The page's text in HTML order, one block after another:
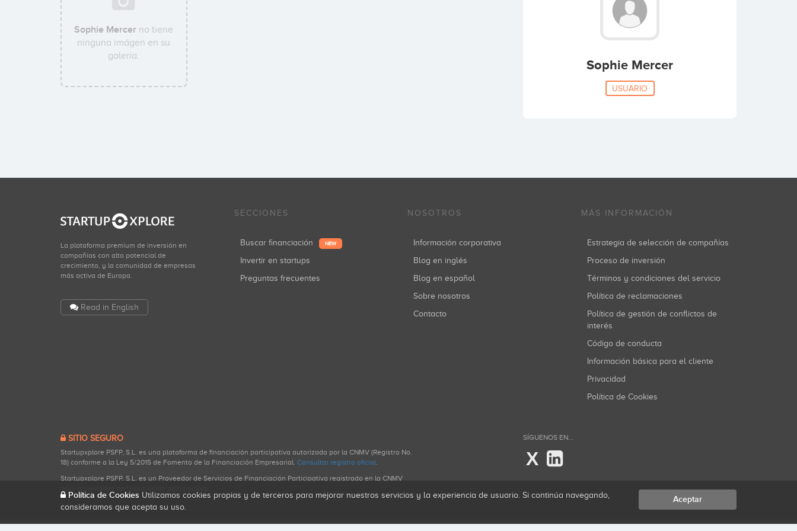
Sophie Mercer no tiene
ninguna imágen en su
galería.
Sophie Mercer
USUARIO
La plataforma premium de inversión en
compañías con alto potencial de
crecimiento, y la comunidad de empresas
más activa de Europa.
Read in English
SECCIONES
Buscar financiación NEW
Invertir en startups
Preguntas frecuentes
NOSOTROS
Información corporativa
Blog en inglés
Blog en español
Sobre nosotros
Contacto
MÁS INFORMACIÓN
Estrategia de selección de compañías
Proceso de inversión
Términos y condiciones del servicio
Política de reclamaciones
Política de gestión de conflictos de
interés
Código de conducta
Información básica para el cliente
Privacidad
Política de Cookies
SITIO SEGURO
Startupxplore PSFP, S.L. es una plataforma de financiación participativa autorizada por la CNMV (Registro No.
18) conforme a la Ley 5/2015 de Fomento de la Financiación Empresarial. Consultar registro oficial.
Startupxplore PSFP, S.L. es un Proveedor de Servicios de Financiación Participativa registrado en la CNMV
SÍGUENOS EN...
X
Política de Cookies Utilizamos cookies propias y de terceros para mejorar nuestros servicios y la experiencia de usuario. Si continúa navegando,
consideramos que acepta su uso.
Aceptar